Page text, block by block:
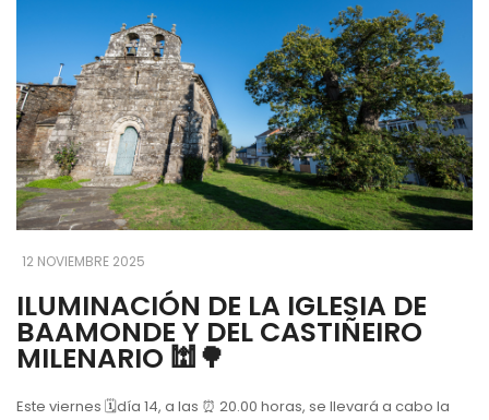
12 NOVIEMBRE 2025
ILUMINACIÓN DE LA IGLESIA DE
BAAMONDE Y DEL CASTIÑEIRO
MILENARIO 🕍🌳
Este viernes 🗓día 14, a las ⏰ 20.00 horas, se llevará a cabo la